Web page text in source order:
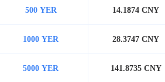
500 YER 14.1874 CNY
1000 YER 28.3747 CNY
5000 YER 141.8735 CNY